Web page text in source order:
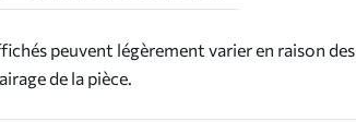
peuvent légèrement varier en raison des
de la pièce.